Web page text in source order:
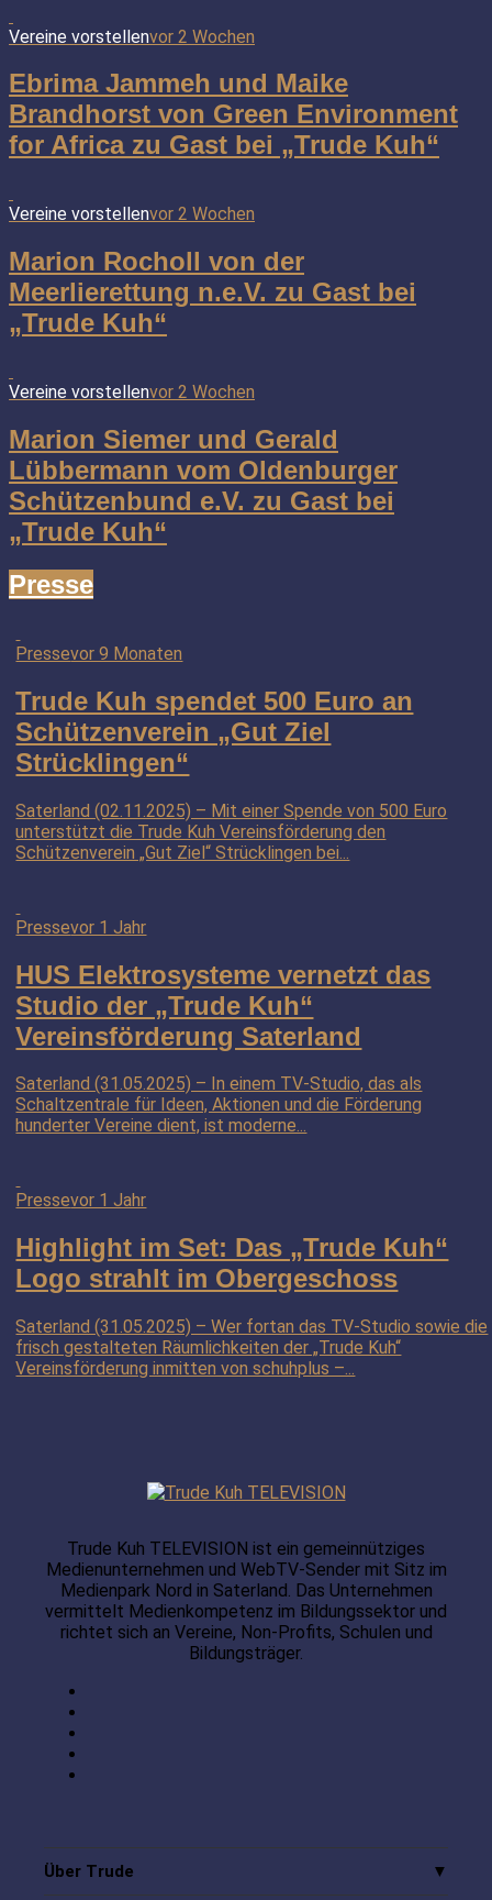
Vereine vorstellenvor 2 Wochen
Ebrima Jammeh und Maike
Brandhorst von Green Environment
for Africa zu Gast bei „Trude Kuh“
Vereine vorstellenvor 2 Wochen
Marion Rocholl von der
Meerlierettung n.e.V. zu Gast bei
„Trude Kuh“
Vereine vorstellenvor 2 Wochen
Marion Siemer und Gerald
Lübbermann vom Oldenburger
Schützenbund e.V. zu Gast bei
„Trude Kuh“
Presse
Pressevor 9 Monaten
Trude Kuh spendet 500 Euro an
Schützenverein „Gut Ziel
Strücklingen“
Saterland (02.11.2025) – Mit einer Spende von 500 Euro
unterstützt die Trude Kuh Vereinsförderung den
Schützenverein „Gut Ziel“ Strücklingen bei...
Pressevor 1 Jahr
HUS Elektrosysteme vernetzt das
Studio der „Trude Kuh“
Vereinsförderung Saterland
Saterland (31.05.2025) – In einem TV-Studio, das als
Schaltzentrale für Ideen, Aktionen und die Förderung
hunderter Vereine dient, ist moderne...
Pressevor 1 Jahr
Highlight im Set: Das „Trude Kuh“
Logo strahlt im Obergeschoss
Saterland (31.05.2025) – Wer fortan das TV-Studio sowie die
frisch gestalteten Räumlichkeiten der „Trude Kuh“
Vereinsförderung inmitten von schuhplus –...
Trude Kuh TELEVISION ist ein gemeinnütziges
Medienunternehmen und WebTV-Sender mit Sitz im
Medienpark Nord in Saterland. Das Unternehmen
vermittelt Medienkompetenz im Bildungssektor und
richtet sich an Vereine, Non-Profits, Schulen und
Bildungsträger.
Über Trude